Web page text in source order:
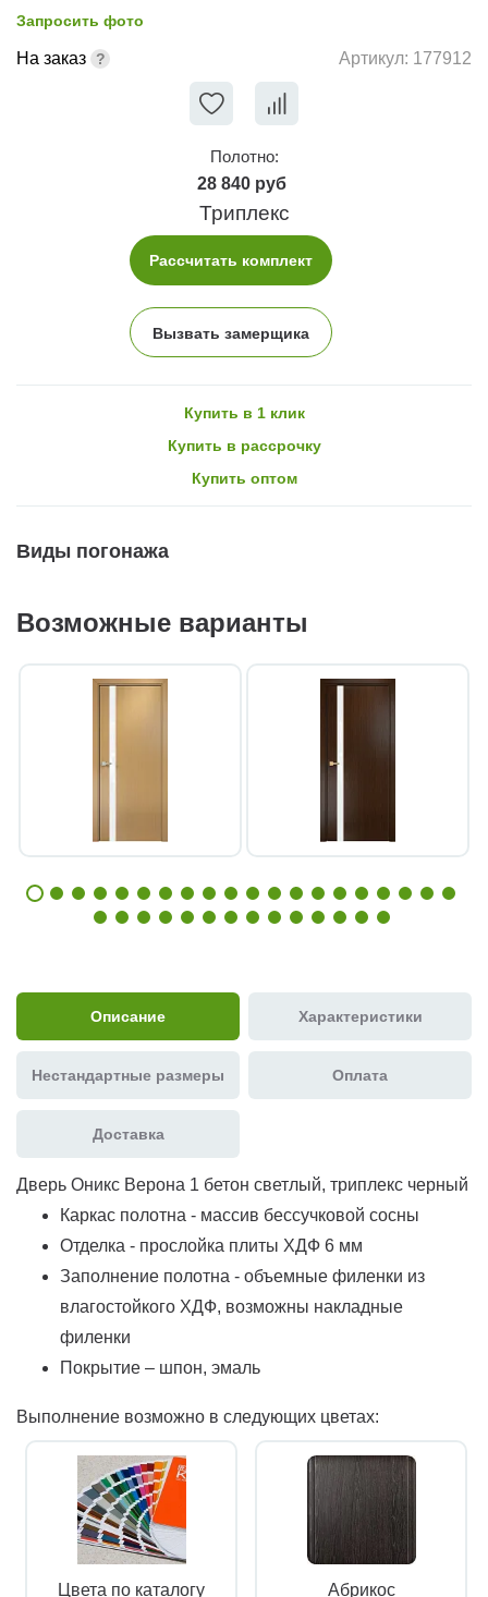
Запросить фото
На заказ Артикул: 177912
Полотно:
28 840 руб
Триплекс
Рассчитать комплект
Вызвать замерщика
Купить в 1 клик
Купить в рассрочку
Купить оптом
Виды погонажа
Возможные варианты
Описание Характеристики
Нестандартные размеры Оплата
Доставка
Дверь Оникс Верона 1 бетон светлый, триплекс черный
Каркас полотна - массив бессучковой сосны
Отделка - прослойка плиты ХДФ 6 мм
Заполнение полотна - объемные филенки из
влагостойкого ХДФ, возможны накладные
филенки
Покрытие – шпон, эмаль
Выполнение возможно в следующих цветах:
Цвета по каталогу Абрикос